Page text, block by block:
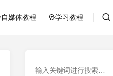
自媒体教程 学习教程